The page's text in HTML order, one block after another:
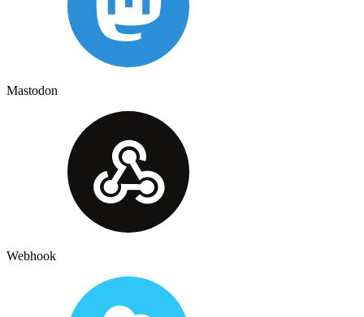
Mastodon
Webhook